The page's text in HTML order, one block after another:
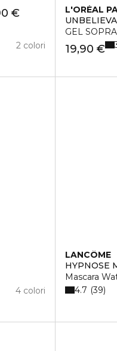
€
2 colori
L'ORÉAL
GEL
19,90 €
4 colori
LANCÔME
HYPNOSE
Mascara
4.7 39